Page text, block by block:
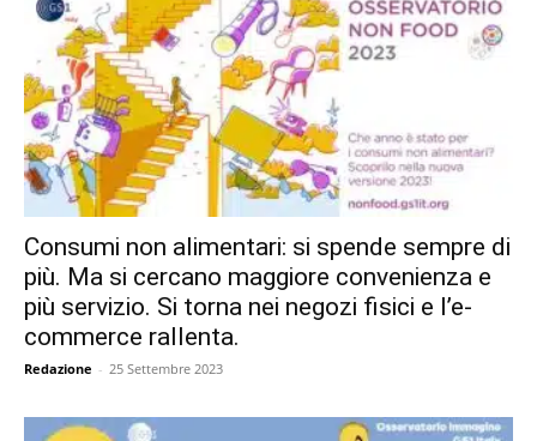
Consumi non alimentari: si spende sempre di
più. Ma si cercano maggiore convenienza e
più servizio. Si torna nei negozi fisici e l’e-
commerce rallenta.
Redazione - 25 Settembre 2023